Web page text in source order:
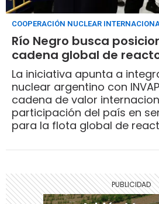
COOPERACIÓN NUCLEAR
Río Negro busca
cadena global de
La iniciativa apunta a
nuclear argentino con
cadena de valor
participación del país en
para la flota global de